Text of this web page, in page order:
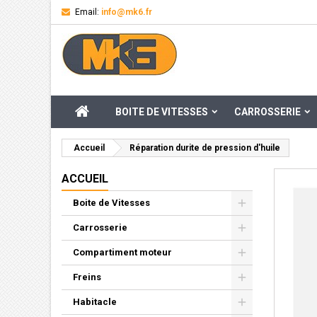
Email: info@mk6.fr
ACCUEILBOITE DE VITESSES CARROSSERIE
Accueil Réparation durite de pression d'huile
ACCUEIL
Boite de Vitesses
Carrosserie
Compartiment moteur
Freins
Habitacle